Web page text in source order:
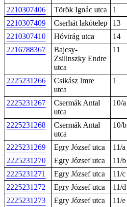
2210307406 Török Ignác utca 1
2210307409
Cserhát lakótelep 13
2210307410
Hóvirág utca 14
2216788367
Bajcsy-
Zsilinszky Endre
utca
11
2225231266
Csikász Imre
utca
1
2225231267
Csermák Antal
utca
10/a
2225231268
Csermák Antal
utca
10/b
2225231269 Egry József utca 11/a
2225231270
Egry József utca 11/b
2225231271
Egry József utca 11/c
2225231272
Egry József utca 11/d
2225231273
Egry József utca 11/e